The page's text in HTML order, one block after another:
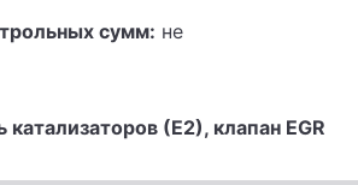
сумм: не
(Е2), клапан EGR